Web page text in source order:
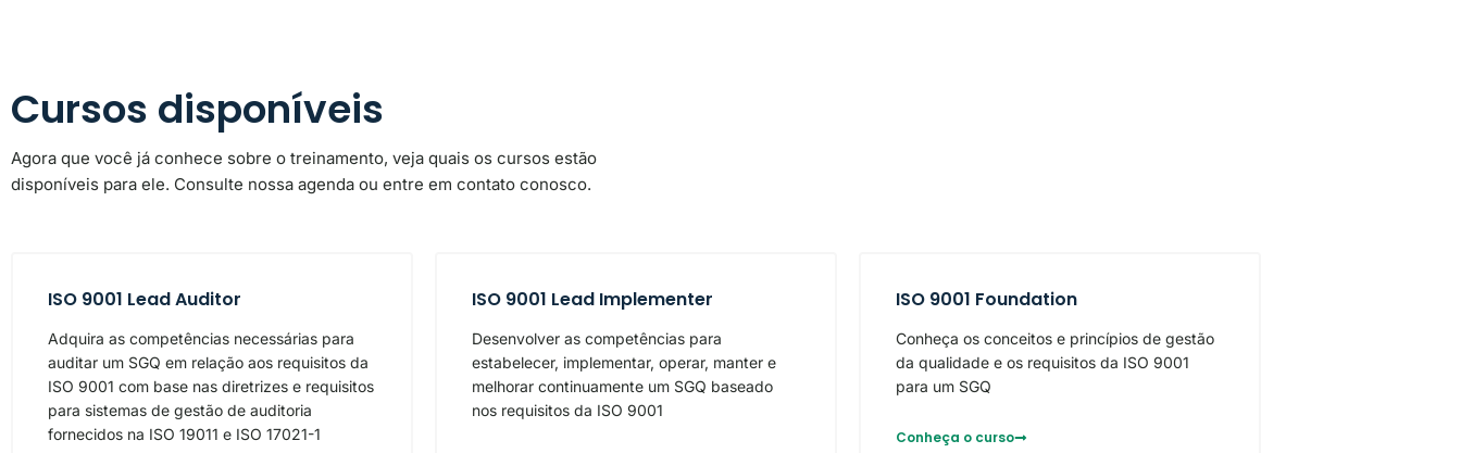
Cursos disponíveis
Agora que você já conhece sobre o treinamento, veja quais os cursos estão
disponíveis para ele. Consulte nossa agenda ou entre em contato conosco.
ISO 9001 Lead Auditor
Adquira as competências necessárias para
auditar um SGQ em relação aos requisitos da
ISO 9001 com base nas diretrizes e requisitos
para sistemas de gestão de auditoria
fornecidos na ISO 19011 e ISO 17021-1
ISO 9001 Lead Implementer
Desenvolver as competências para
estabelecer, implementar, operar, manter e
melhorar continuamente um SGQ baseado
nos requisitos da ISO 9001
ISO 9001 Foundation
Conheça os conceitos e princípios de gestão
da qualidade e os requisitos da ISO 9001
para um SGQ
Conheça o curso